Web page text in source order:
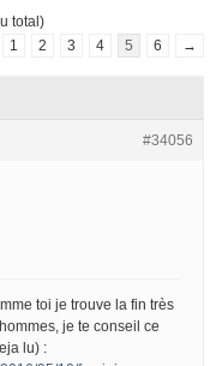
total)
1 2 3 4 5 6 →
#34056
toi je trouve la fin très
je te conseil ce
lu) :